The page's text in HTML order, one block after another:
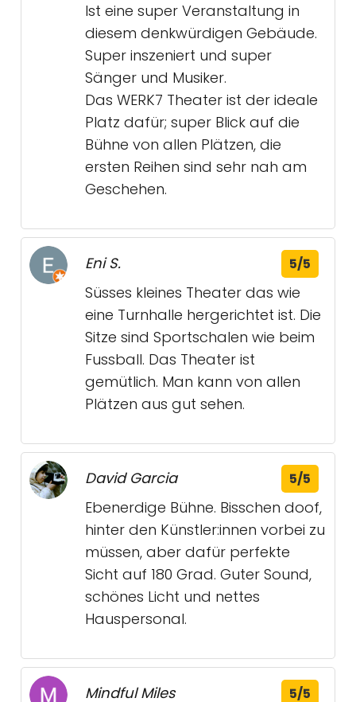
Ist eine super Veranstaltung in
diesem denkwürdigen Gebäude.
Super inszeniert und super
Sänger und Musiker.
Das WERK7 Theater ist der ideale
Platz dafür; super Blick auf die
Bühne von allen Plätzen, die
ersten Reihen sind sehr nah am
Geschehen.
Eni S. 5/5
Süsses kleines Theater das wie
eine Turnhalle hergerichtet ist. Die
Sitze sind Sportschalen wie beim
Fussball. Das Theater ist
gemütlich. Man kann von allen
Plätzen aus gut sehen.
David Garcia 5/5
Ebenerdige Bühne. Bisschen doof,
hinter den Künstler:innen vorbei zu
müssen, aber dafür perfekte
Sicht auf 180 Grad. Guter Sound,
schönes Licht und nettes
Hauspersonal.
Mindful Miles 5/5